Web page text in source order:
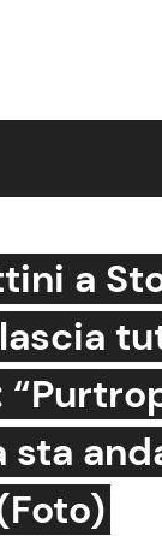
a
sta